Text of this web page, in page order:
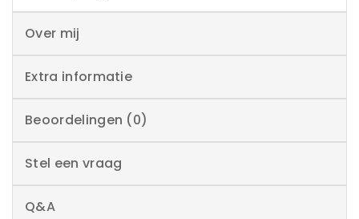
Over mij
Extra informatie
Beoordelingen (0)
Stel een vraag
Q&A